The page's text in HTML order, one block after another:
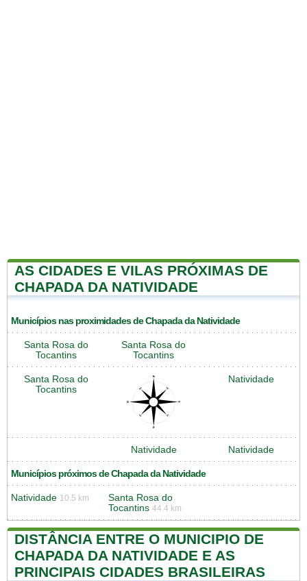
AS CIDADES E VILAS PRÓXIMAS DE
CHAPADA DA NATIVIDADE
Municípios nas proximidades de Chapada da Natividade
Santa Rosa do
Tocantins
Santa Rosa do
Tocantins
Santa Rosa do
Tocantins
Natividade
Natividade Natividade
Municípios próximos de Chapada da Natividade
Natividade 10.5 km
Santa Rosa do
Tocantins 44.4 km
DISTÂNCIA ENTRE O MUNICIPIO DE
CHAPADA DA NATIVIDADE E AS
PRINCIPAIS CIDADES BRASILEIRAS